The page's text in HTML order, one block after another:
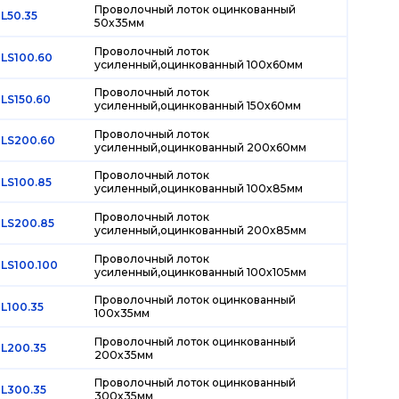
Проволочный лоток оцинкованный
50х35мм
Проволочный лоток
усиленный,оцинкованный 100х60мм
Проволочный лоток
усиленный,оцинкованный 150х60мм
Проволочный лоток
усиленный,оцинкованный 200х60мм
Проволочный лоток
усиленный,оцинкованный 100х85мм
Проволочный лоток
усиленный,оцинкованный 200х85мм
Проволочный лоток
усиленный,оцинкованный 100х105мм
Проволочный лоток оцинкованный
100х35мм
Проволочный лоток оцинкованный
200х35мм
Проволочный лоток оцинкованный
300х35мм